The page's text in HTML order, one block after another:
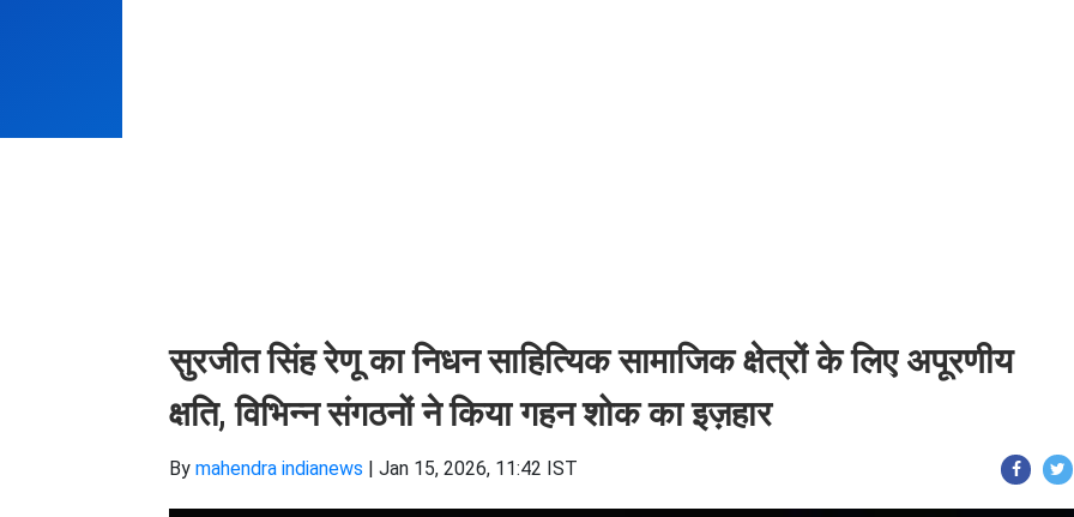
सुरजीत सिंह रेणू का निधन साहित्यिक सामाजिक क्षेत्रों के लिए अपूरणीय
क्षति, विभिन्न संगठनों ने किया गहन शोक का इज़हार
By mahendra indianews | Jan 15, 2026, 11:42 IST